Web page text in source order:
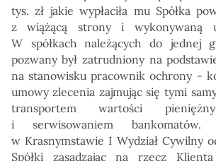
tys. zł jakie wypłaciła mu Spółka
z wiążącą strony i wykonywaną
W spółkach należących do jednej
pozwany był zatrudniony na
na stanowisku pracownik ochrony -
umowy zlecenia zajmując się tymi
transportem wartości
i serwisowaniem bankomatów.
w Krasnymstawie I Wydział Cywilny
Spółki zasądzając na rzecz